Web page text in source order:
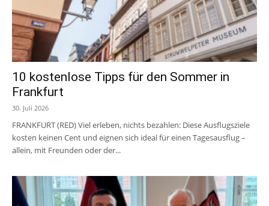
10 kostenlose Tipps für den Sommer in
Frankfurt
30. Juli 2026
FRANKFURT (RED) Viel erleben, nichts bezahlen: Diese Ausflugsziele
kosten keinen Cent und eignen sich ideal für einen Tagesausflug –
allein, mit Freunden oder der...